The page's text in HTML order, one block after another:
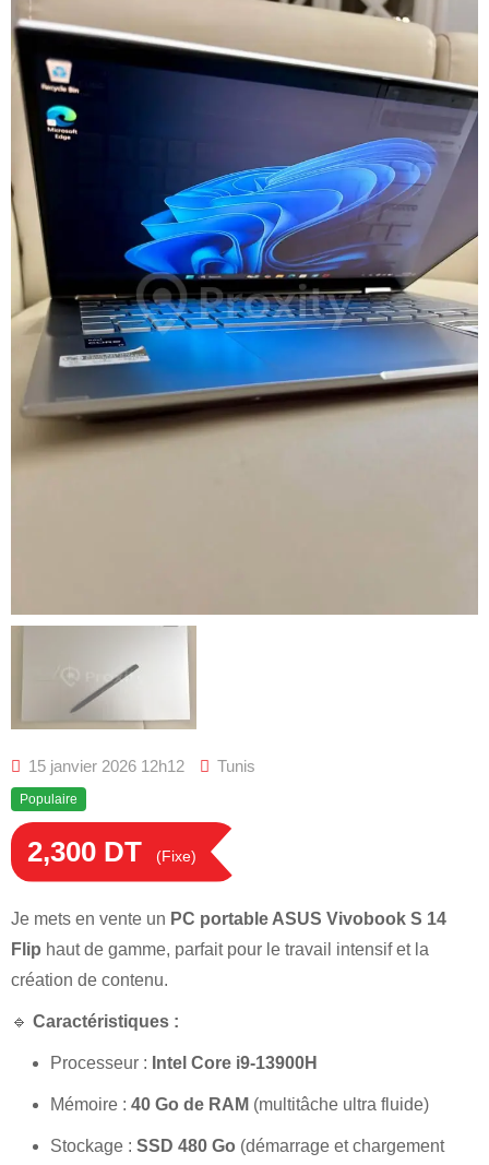
15 janvier 2026 12h12 Tunis
Populaire
2,300 DT (Fixe)
Je mets en vente un PC portable ASUS Vivobook S 14
Flip haut de gamme, parfait pour le travail intensif et la
création de contenu.
🔹 Caractéristiques :
Processeur : Intel Core i9-13900H
Mémoire : 40 Go de RAM (multitâche ultra fluide)
Stockage : SSD 480 Go (démarrage et chargement